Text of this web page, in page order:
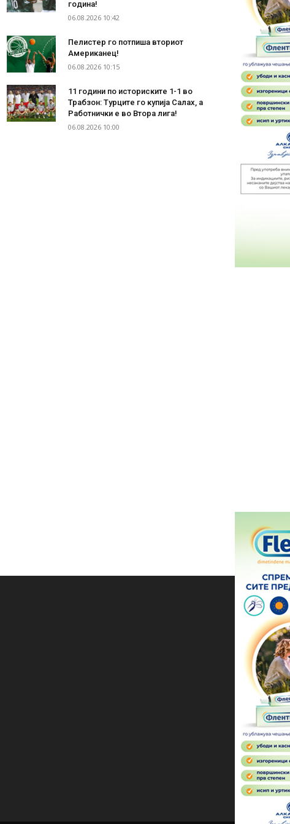
година!
06.08.2026 10:42
Пелистер го потпиша вториот
Американец!
06.08.2026 10:15
11 години по историските 1-1 во
Трабзон: Турците го купија Салах, а
Работнички е во Втора лига!
06.08.2026 10:00